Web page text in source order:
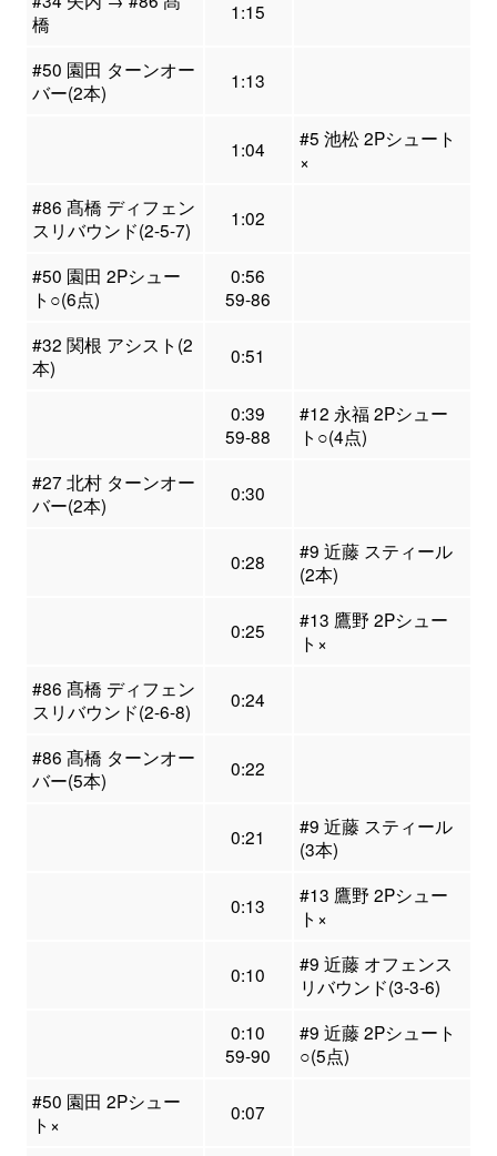
橋
1:15
#50 園田 ターンオー
バー(2本)
1:13
1:04
#5 池松 2Pシュート
×
#86 髙橋 ディフェン
スリバウンド(2-5-7)
1:02
#50 園田 2Pシュー
ト○(6点)
0:56
59-86
#32 関根 アシスト(2
本)
0:51
0:39
59-88
#12 永福 2Pシュー
ト○(4点)
#27 北村 ターンオー
バー(2本)
0:30
0:28
#9 近藤 スティール
(2本)
0:25
#13 鷹野 2Pシュー
ト×
#86 髙橋 ディフェン
スリバウンド(2-6-8)
0:24
#86 髙橋 ターンオー
バー(5本)
0:22
0:21
#9 近藤 スティール
(3本)
0:13
#13 鷹野 2Pシュー
ト×
0:10
#9 近藤 オフェンス
リバウンド(3-3-6)
0:10
59-90
#9 近藤 2Pシュート
○(5点)
#50 園田 2Pシュー
ト×
0:07